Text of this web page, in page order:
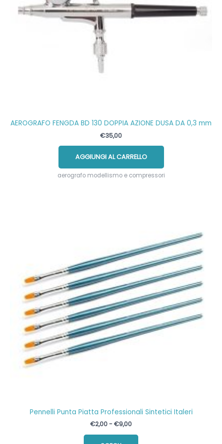
AEROGRAFO FENGDA BD 130 DOPPIA AZIONE DUSA DA 0,3 mm
€35,00
AGGIUNGI AL CARRELLO
aerografo modellismo e compressori
Pennelli Punta Piatta Professionali Sintetici Italeri
€2,00-€9,00Fascia
prezzo:
Questo